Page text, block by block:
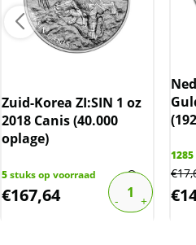
Zuid-Korea ZI:SIN 1 oz
2018 Canis (40.000
oplage)
5stuks op voorraad
€167,64
1285
€
€